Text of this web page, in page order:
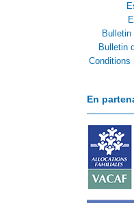
Bulletin
Conditions
En